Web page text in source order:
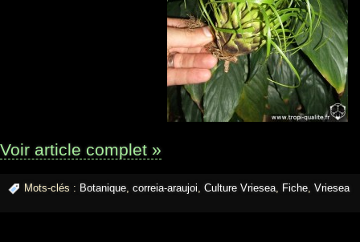
Voir article complet »
Mots-clés : Botanique, correia-araujoi, Culture Vriesea, Fiche, Vriesea